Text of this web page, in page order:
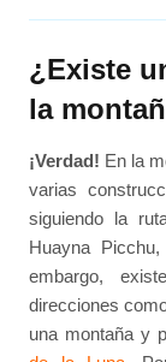
¿Existe
la
¡Verdad! En la
varias
siguiendo la
Huayna
embargo,
direcciones
una montaña y